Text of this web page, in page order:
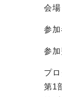
会
参
参
プ
第1